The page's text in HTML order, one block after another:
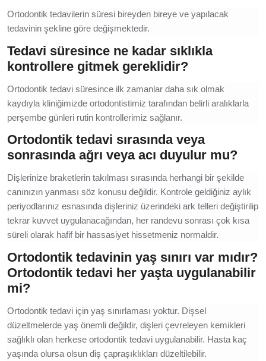
Ortodontik tedavilerin süresi bireyden bireye ve yapılacak
tedavinin şekline göre değişmektedir.
Tedavi süresince ne kadar sıklıkla
kontrollere gitmek gereklidir?
Ortodontik tedavi süresince ilk zamanlar daha sık olmak
kaydıyla kliniğimizde ortodontistimiz tarafından belirli aralıklarla
perşembe günleri rutin kontrollerimiz sağlanır.
Ortodontik tedavi sırasında veya
sonrasında ağrı veya acı duyulur mu?
Dişlerinize braketlerin takılması sırasında herhangi bir şekilde
canınızın yanması söz konusu değildir. Kontrole geldiğiniz aylık
periyodlarınız esnasında dişleriniz üzerindeki ark telleri değiştirilip
tekrar kuvvet uygulanacağından, her randevu sonrası çok kısa
süreli olarak hafif bir hassasiyet hissetmeniz normaldir.
Ortodontik tedavinin yaş sınırı var mıdır?
Ortodontik tedavi her yaşta uygulanabilir
mi?
Ortodontik tedavi için yaş sınırlaması yoktur. Dişsel
düzeltmelerde yaş önemli değildir, dişleri çevreleyen kemikleri
sağlıklı olan herkese ortodontik tedavi uygulanabilir. Hasta kaç
yaşında olursa olsun diş çapraşıklıkları düzeltilebilir.